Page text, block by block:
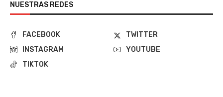
NUESTRAS REDES
FACEBOOK
TWITTER
INSTAGRAM
YOUTUBE
TIKTOK